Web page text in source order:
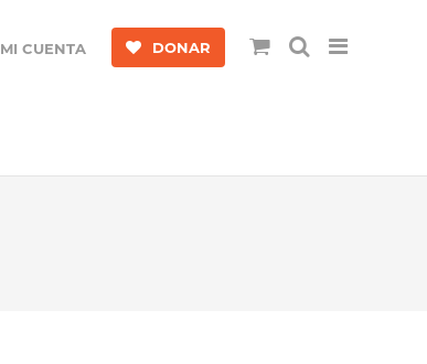
MI CUENTA DONAR